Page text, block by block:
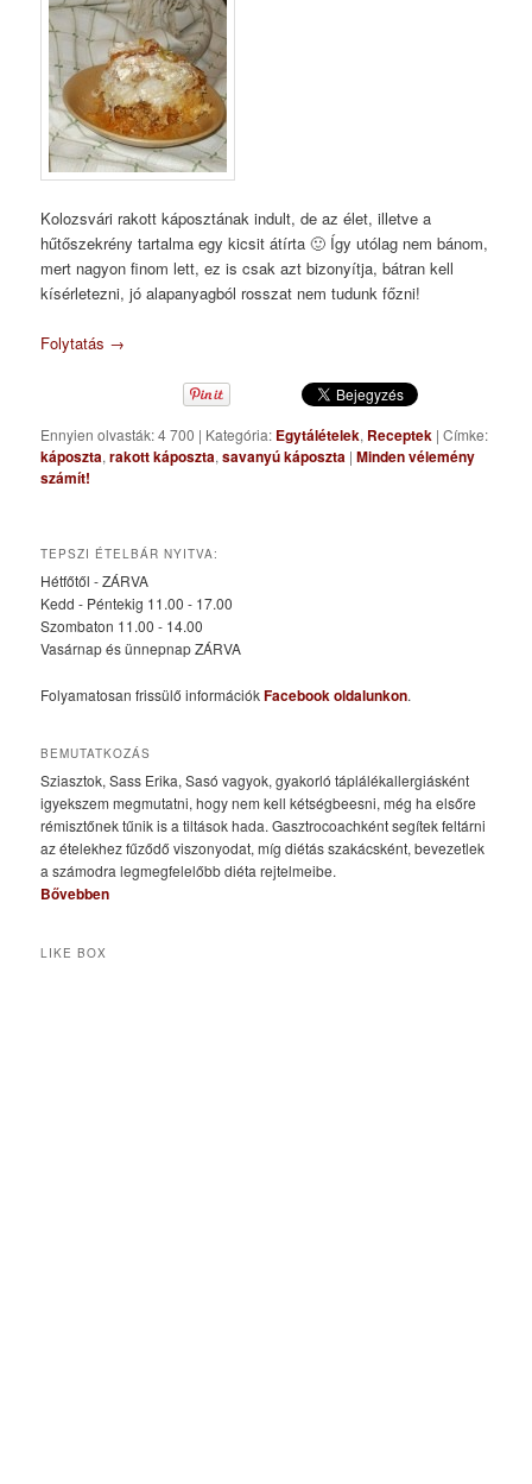
Kolozsvári rakott káposztának indult, de az élet, illetve a
hűtőszekrény tartalma egy kicsit átírta 🙂 Így utólag nem bánom,
mert nagyon finom lett, ez is csak azt bizonyítja, bátran kell
kísérletezni, jó alapanyagból rosszat nem tudunk főzni!
Folytatás →
Ennyien olvasták: 4 700 | Kategória: Egytálételek, Receptek |Címke:
káposzta,rakott káposzta,savanyú káposzta |Minden vélemény
számít!
TEPSZI ÉTELBÁR NYITVA:
Hétfőtől - ZÁRVA
Kedd - Péntekig 11.00 - 17.00
Szombaton 11.00 - 14.00
Vasárnap és ünnepnap ZÁRVA
Folyamatosan frissülő információkFacebook oldalunkon.
BEMUTATKOZÁS
Sziasztok, Sass Erika, Sasó vagyok, gyakorló táplálékallergiásként
igyekszem megmutatni, hogy nem kell kétségbeesni, még ha elsőre
rémisztőnek tűnik is a tiltások hada. Gasztrocoachként segítek feltárni
az ételekhez fűződő viszonyodat, míg diétás szakácsként, bevezetlek
a számodra legmegfelelőbb diéta rejtelmeibe.
Bővebben
LIKE BOX